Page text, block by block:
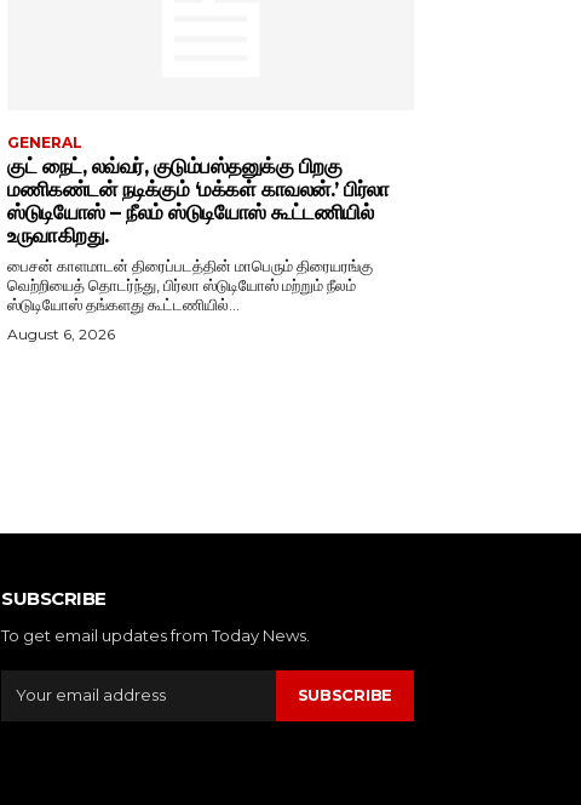
GENERAL
குட் நைட், லவ்வர், குடும்பஸ்தனுக்கு பிறகு
மணிகண்டன் நடிக்கும் ‘மக்கள் காவலன்.’ பிர்லா
ஸ்டுடியோஸ் – நீலம் ஸ்டுடியோஸ் கூட்டணியில்
உருவாகிறது.
பைசன் காளமாடன் திரைப்படத்தின் மாபெரும் திரையரங்கு
வெற்றியைத் தொடர்ந்து, பிர்லா ஸ்டுடியோஸ் மற்றும் நீலம்
ஸ்டுடியோஸ் தங்களது கூட்டணியில்...
August 6, 2026
SUBSCRIBE
To get email updates from Today News.
SUBSCRIBE